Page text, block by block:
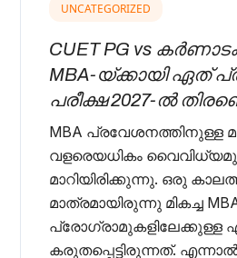
UNCATEGORIZED
CUET PG vs
MBA-യ്ക്കായി ഏത്
പരീക്ഷ 2027-ൽ
MBA പ്രവേശനത്തിനുള്ള
വളരെയധികം
മാറിയിരിക്കുന്നു. ഒരു
മാത്രമായിരുന്നു മികച്ച
പ്രോഗ്രാമുകളിലേക്കുള്ള
കരുതപ്പെട്ടിരുന്നത്.